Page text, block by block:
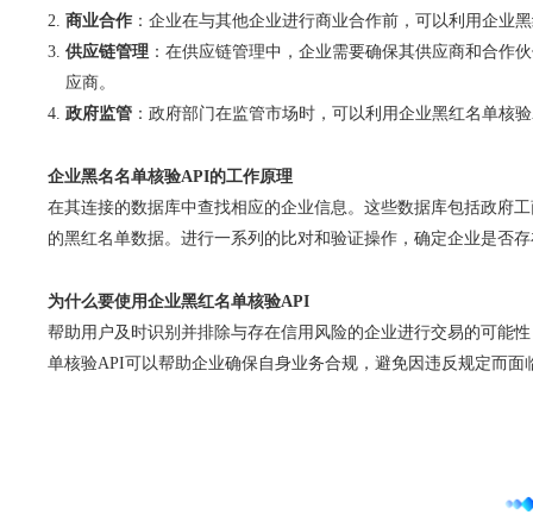
商业合作 ：企业在与其他企业进行商业合作前，可以利用企业
供应链管理 ：在供应链管理中，企业需要确保其供应商和合作
应商。
政府监管 ：政府部门在监管市场时，可以利用企业黑红名单核
企业黑名名单核验API的工作原理
在其连接的数据库中查找相应的企业信息。这些数据库包括政府
的黑红名单数据。进行一系列的比对和验证操作，确定企业是否
为什么要使用企业黑红名单核验API
帮助用户及时识别并排除与存在信用风险的企业进行交易的可能
单核验API可以帮助企业确保自身业务合规，避免因违反规定而面